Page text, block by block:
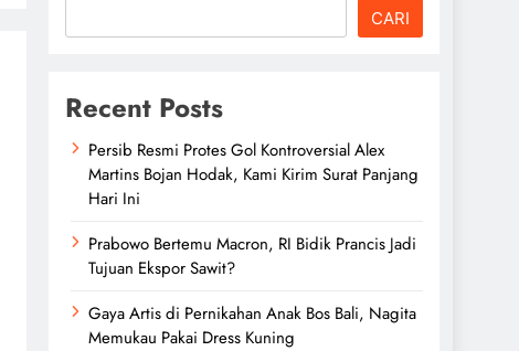
CARI
Recent Posts
Persib Resmi Protes Gol Kontroversial Alex
Martins Bojan Hodak, Kami Kirim Surat Panjang
Hari Ini
Prabowo Bertemu Macron, RI Bidik Prancis Jadi
Tujuan Ekspor Sawit?
Gaya Artis di Pernikahan Anak Bos Bali, Nagita
Memukau Pakai Dress Kuning